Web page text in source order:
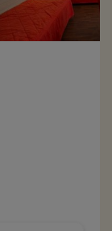
ter plaatse
babypakket, enz.
tot 17 jaar.
grote spelletjes,
Het team van de
muzikale quizzen
met
ter plaatse